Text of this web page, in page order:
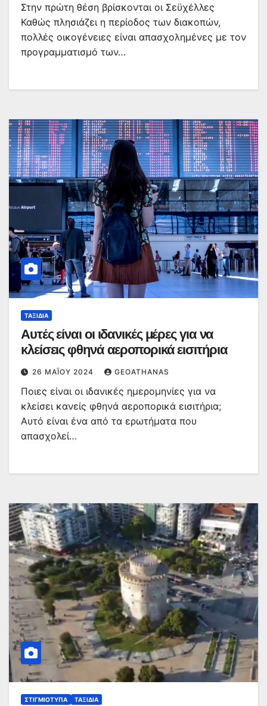
Στην πρώτη θέση βρίσκονται οι Σεϋχέλλες
Καθώς πλησιάζει η περίοδος των διακοπών,
πολλές οικογένειες είναι απασχολημένες με τον
προγραμματισμό των…
ΤΑΞΊΔΙΑ
Αυτές είναι οι ιδανικές μέρες για να
κλείσεις φθηνά αεροπορικά εισιτήρια
26 ΜΑΪ́ΟΥ 2024 GEOATHANAS
Ποιες είναι οι ιδανικές ημερομηνίες για να
κλείσει κανείς φθηνά αεροπορικά εισιτήρια;
Αυτό είναι ένα από τα ερωτήματα που
απασχολεί…
ΣΤΙΓΜΙΌΤΥΠΑ ΤΑΞΊΔΙΑ